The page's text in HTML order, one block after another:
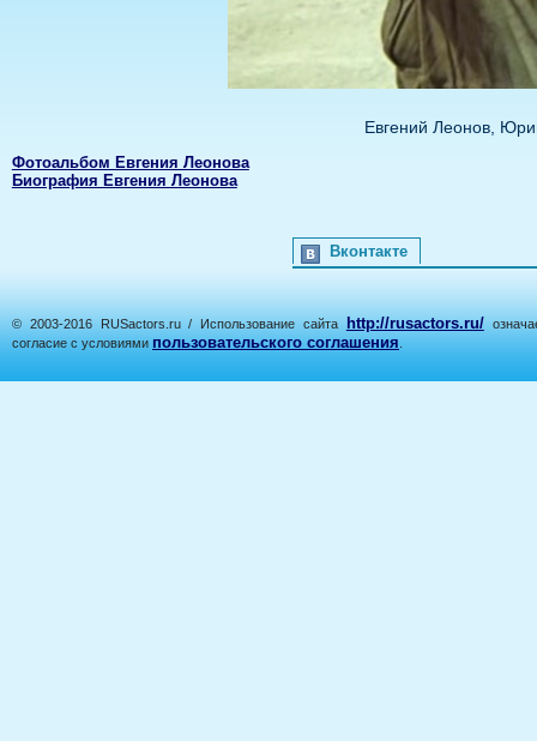
Евгений Леонов,
Фотоальбом Евгения Леонова
Биография Евгения Леонова
Вконтакте
© 2003-2016 RUSactors.ru / Использование сайта http://rusactors.ru/
согласие с условиями пользовательского соглашения